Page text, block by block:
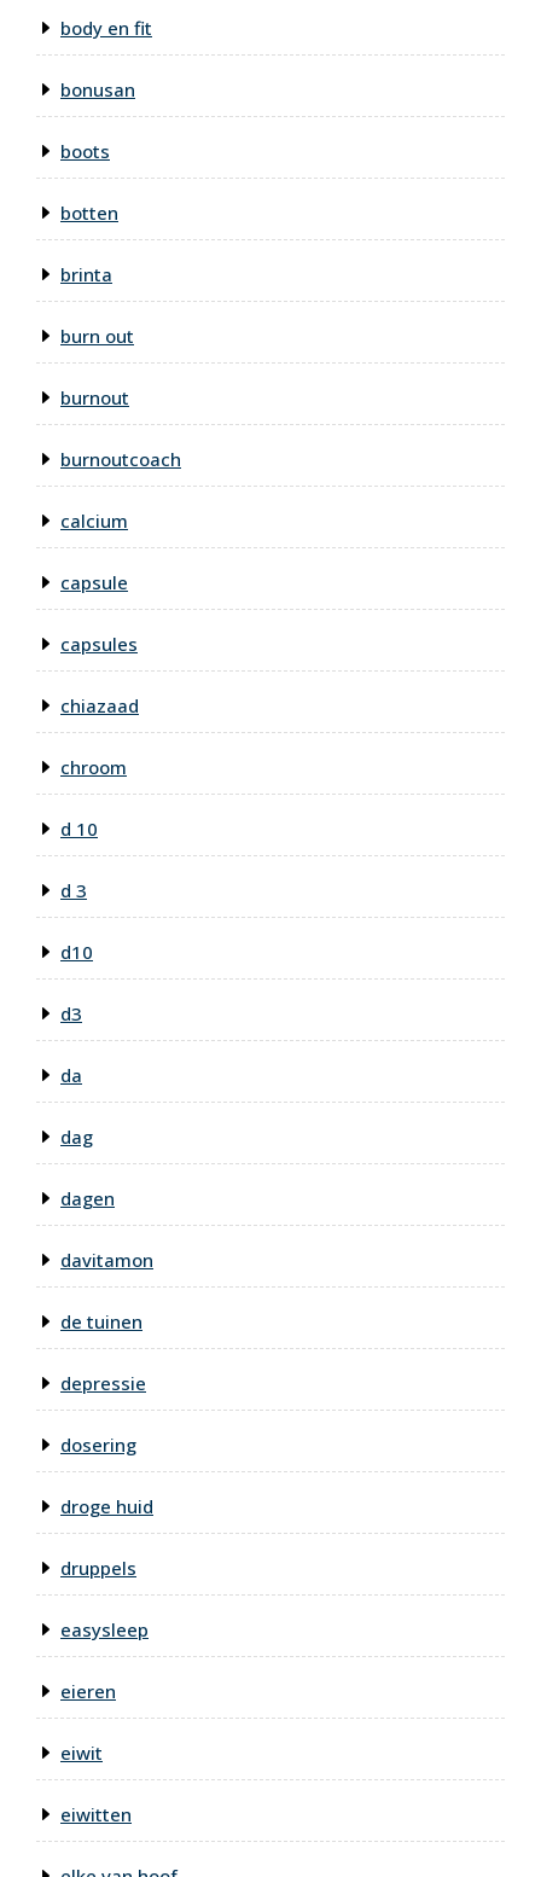
body en fit
bonusan
boots
botten
brinta
burn out
burnout
burnoutcoach
calcium
capsule
capsules
chiazaad
chroom
d 10
d 3
d10
d3
da
dag
dagen
davitamon
de tuinen
depressie
dosering
droge huid
druppels
easysleep
eieren
eiwit
eiwitten